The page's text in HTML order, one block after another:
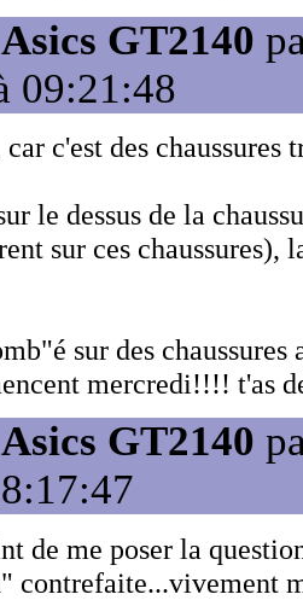
GT2140
09:21:48
c'est des chaussures
le dessus de la
sur ces chaussures),
sur des
mercredi!!!! t'as
GT2140
de me poser la
contrefaite...vivement